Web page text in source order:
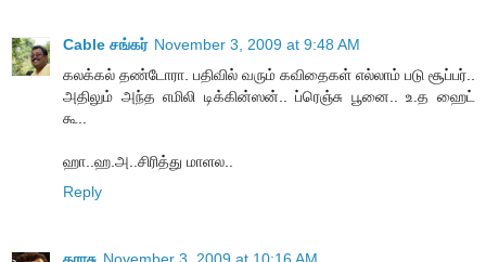
Cable சங்கர் November 3, 2009 at 9:48 AM
கலக்கல் தண்டோரா. பதிவில் வரும் கவிதைகள் எல்லாம் படு சூப்பர்..
அதிலும் அந்த எமிலி டிக்கின்ஸன்.. ப்ரெஞ்சு பூனை.. உ.த ஹைட்
கூ..
ஹா..ஹ.அ..சிரித்து மாளல..
Reply